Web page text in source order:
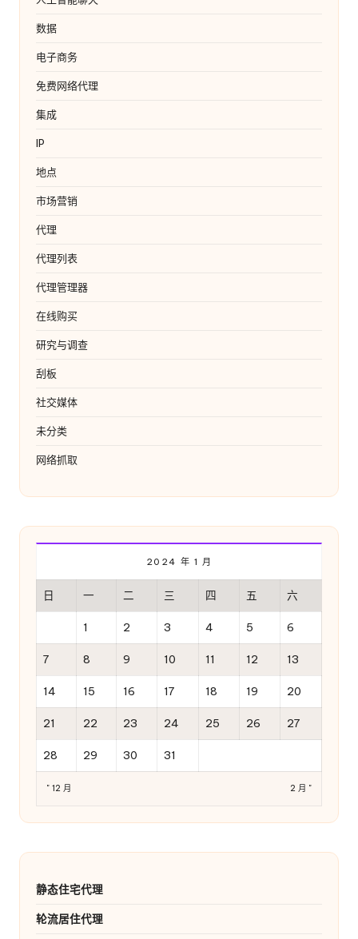
数据
电子商务
免费网络代理
集成
IP
地点
市场营销
代理
代理列表
代理管理器
在线购买
研究与调查
刮板
社交媒体
未分类
网络抓取
2024 年 1 月
日 一 二 三 四 五 六
1 2 3 4 5 6
7 8 9 10 11 12 13
14 15 16 17 18 19 20
21 22 23 24 25 26 27
28 29 30 31
" 12 月 2 月 "
静态住宅代理
轮流居住代理